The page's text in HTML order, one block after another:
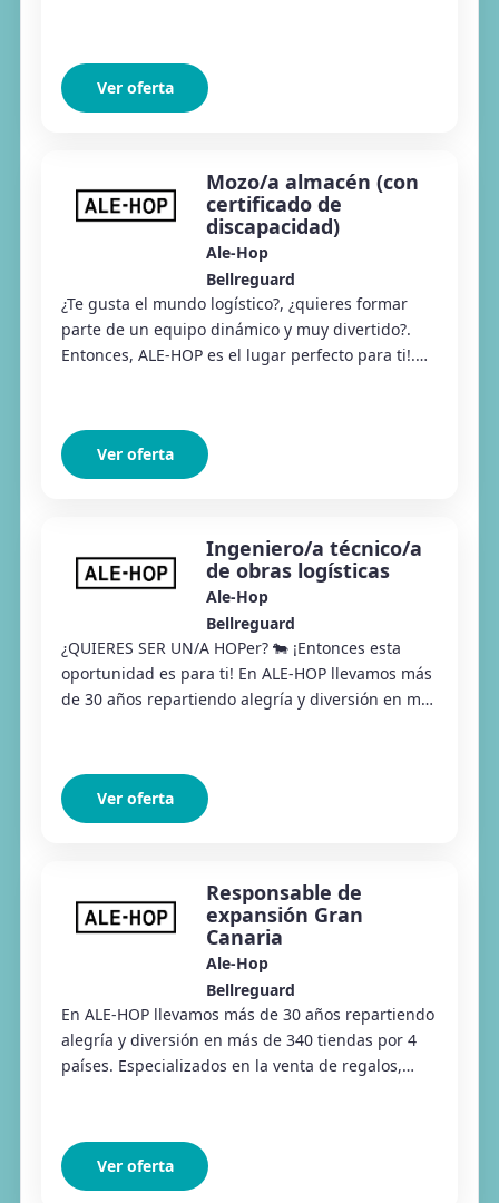
Ver oferta
Mozo/a almacén (con
certificado de
discapacidad)
Ale-Hop
Bellreguard
¿Te gusta el mundo logístico?, ¿quieres formar
parte de un equipo dinámico y muy divertido?.
Entonces, ALE-HOP es el lugar perfecto para ti!.
Ver oferta
Ingeniero/a técnico/a
de obras logísticas
Ale-Hop
Bellreguard
¿QUIERES SER UN/A HOPer? 🐄 ¡Entonces esta
oportunidad es para ti! En ALE-HOP llevamos más
de 30 años repartiendo alegría y diversión en más
Ver oferta
Responsable de
expansión Gran
Canaria
Ale-Hop
Bellreguard
En ALE-HOP llevamos más de 30 años repartiendo
alegría y diversión en más de 340 tiendas por 4
países. Especializados en la venta de regalos,
Ver oferta